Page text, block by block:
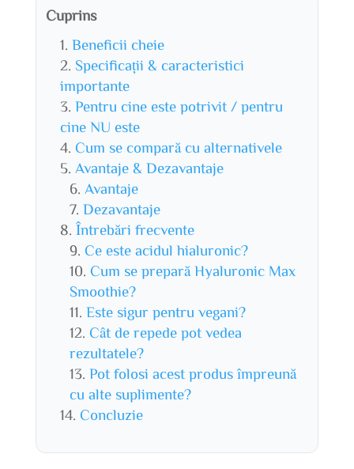
Cuprins
Beneficii cheie
Specificații & caracteristici
importante
Pentru cine este potrivit / pentru
cine NU este
Cum se compară cu alternativele
Avantaje & Dezavantaje
Avantaje
Dezavantaje
Întrebări frecvente
Ce este acidul hialuronic?
Cum se prepară Hyaluronic Max
Smoothie?
Este sigur pentru vegani?
Cât de repede pot vedea
rezultatele?
Pot folosi acest produs împreună
cu alte suplimente?
Concluzie